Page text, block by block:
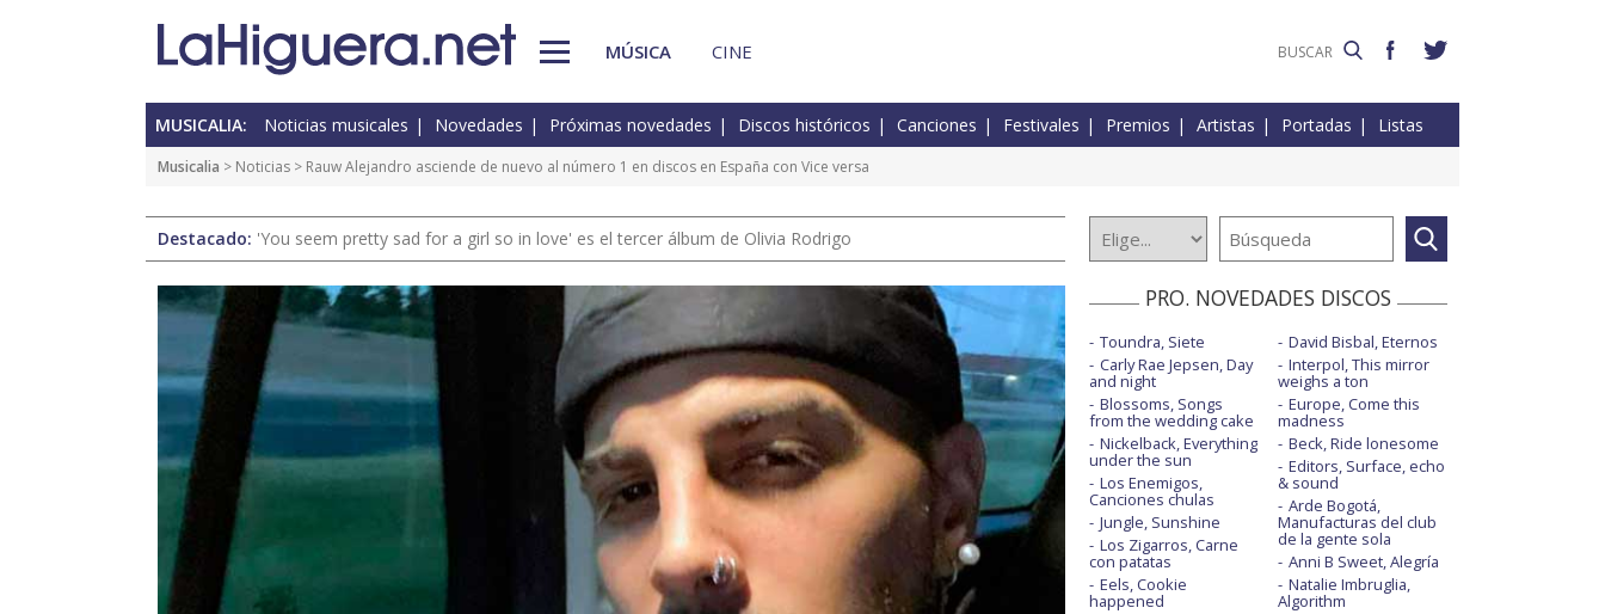
MÚSICA CINE
MUSICALIA: Noticias musicales Novedades Próximas novedades Discos históricos Canciones Festivales Premios Artistas Portadas Listas
Musicalia > Noticias > Rauw Alejandro asciende de nuevo al número 1 en discos en España con Vice versa
Destacado: 'You seem pretty sad for a girl so in love' es el tercer álbum de Olivia Rodrigo
PRO. NOVEDADES DISCOS
Toundra, Siete
Carly Rae Jepsen, Day
and night
Blossoms, Songs
from the wedding cake
Nickelback, Everything
under the sun
Los Enemigos,
Canciones chulas
Jungle, Sunshine
Los Zigarros, Carne
con patatas
Eels, Cookie
happened
David Bisbal, Eternos
Interpol, This mirror
weighs a ton
Europe, Come this
madness
Beck, Ride lonesome
Editors, Surface, echo
& sound
Arde Bogotá,
Manufacturas del club
de la gente sola
Anni B Sweet, Alegría
Natalie Imbruglia,
Algorithm